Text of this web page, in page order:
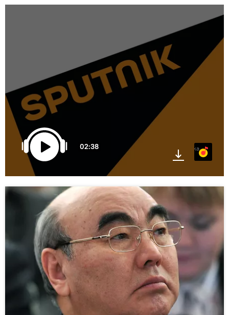
02:38 Яндекс.Музыка